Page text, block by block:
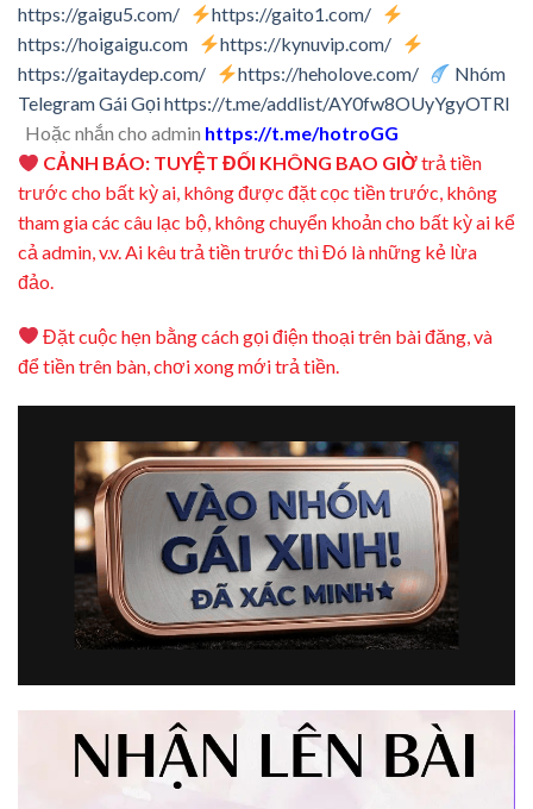
https://gaigu5.com/
https://gaito1.com/
https://hoigaigu.com
https://kynuvip.com/
https://gaitaydep.com/
https://heholove.com/
Nhóm
Telegram Gái Gọihttps://t.me/addlist/AY0fw8OUyYgyOTRl
Hoặc nhắn cho admin https://t.me/hotroGG
CẢNH BÁO: TUYỆT ĐỐI KHÔNG BAO GIỜtrả tiền
trước cho bất kỳ ai, không được đặt cọc tiền trước, không
tham gia các câu lạc bộ, không chuyển khoản cho bất kỳ ai kể
cả admin, v.v. Ai kêu trả tiền trước thì Đó là những kẻ lừa
đảo.
Đặt cuộc hẹn bằng cách gọi điện thoại trên bài đăng, và
để tiền trên bàn, chơi xong mới trả tiền.